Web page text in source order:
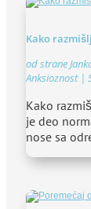
Kako
od strane
Anksioznost |
Kako
je deo
nose sa